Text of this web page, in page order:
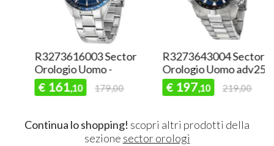
R3273616003 Sector
Orologio Uomo -
161,10 179,00
R3273643004 Sector
Orologio Uomo adv2500
197,10 219,00
Continua lo shopping! scopri altri prodotti della
sezione sector orologi